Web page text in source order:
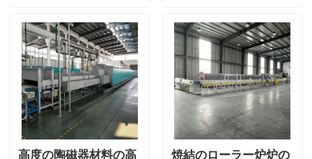
場合
引用を要求しなさい
ローラー炉炉
プッシャー炉
高度の陶磁器材料の高 焼結のローラー炉炉の